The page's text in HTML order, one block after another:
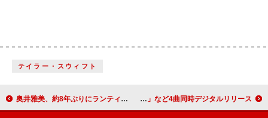
テイラー・スウィフト
奥井雅美、約8年ぶりにランティスよりシングルリリース決定 超学生、カバー動画から「ラヴィ」「モエチャッカファイア」など4曲同時デジタルリリース